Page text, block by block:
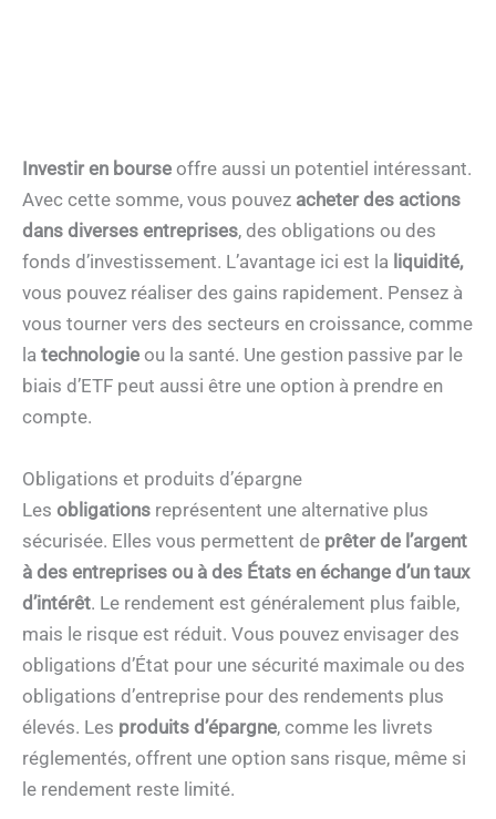
Investir en bourse offre aussi un potentiel intéressant.
Avec cette somme, vous pouvez acheter des actions
dans diverses entreprises, des obligations ou des
fonds d’investissement. L’avantage ici est la liquidité,
vous pouvez réaliser des gains rapidement. Pensez à
vous tourner vers des secteurs en croissance, comme
la technologie ou la santé. Une gestion passive par le
biais d’ETF peut aussi être une option à prendre en
compte.
Obligations et produits d’épargne
Les obligations représentent une alternative plus
sécurisée. Elles vous permettent de prêter de l’argent
à des entreprises ou à des États en échange d’un taux
d’intérêt. Le rendement est généralement plus faible,
mais le risque est réduit. Vous pouvez envisager des
obligations d’État pour une sécurité maximale ou des
obligations d’entreprise pour des rendements plus
élevés. Les produits d’épargne, comme les livrets
réglementés, offrent une option sans risque, même si
le rendement reste limité.